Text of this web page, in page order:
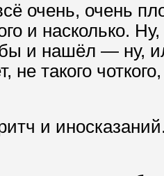
очень, очень
и насколько.
и нашёл — ну,
не такого
и